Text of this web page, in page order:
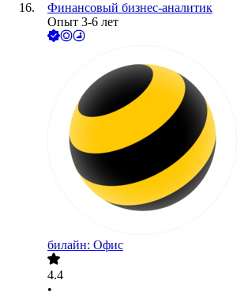
Финансовый бизнес-аналитик
Опыт 3-6 лет
билайн: Офис
4.4
•